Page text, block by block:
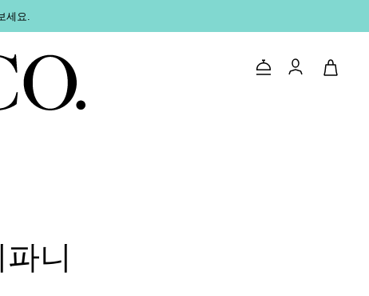
세요.
문의하기로그인
니